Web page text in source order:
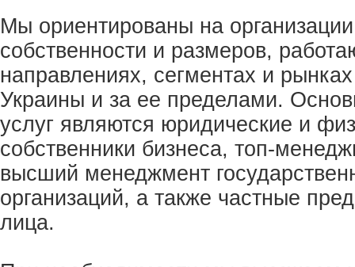
Мы ориентированы на
собственности и размеров,
направлениях, сегментах и
Украины и за ее пределами.
услуг являются юридические и
собственники бизнеса, топ-
высший менеджмент
организаций, а также частные
лица.